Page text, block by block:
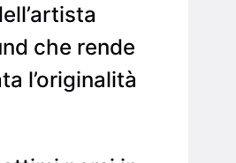
che rende
l’originalità